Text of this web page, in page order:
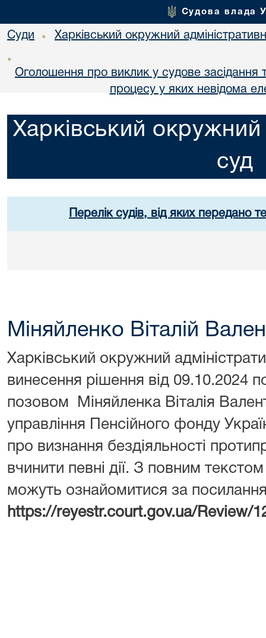
Судова влада
Суди • Харківський окружний
•
Оголошення про виклик у судове засідання
процесу у яких невідома
Харківський окружний
суд
Перелік судів, від яких передано
Міняйленко Віталій
Харківський окружний
винесення рішення від 09.10.2024
позовом Міняйленка Віталія
управління Пенсійного фонду
про визнання бездіяльності
вчинити певні дії. З повним
можуть ознайомитися за
https://reyestr.court.gov.ua/Review/